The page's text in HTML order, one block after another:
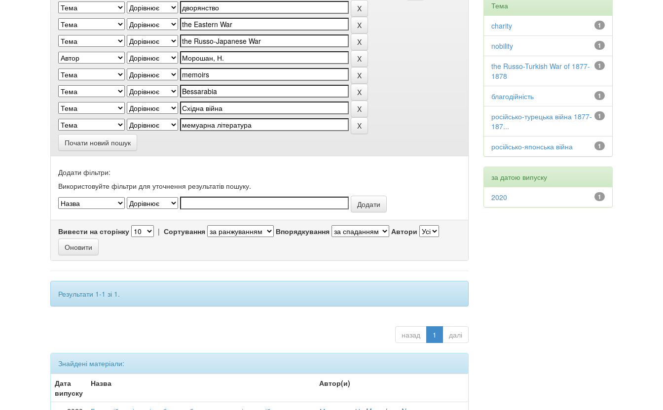
Почати новий пошук
Додати фільтри:
Використовуйте фільтри для уточнення результатів пошуку.
Вивести на сторінку | Сортування Впорядкування Автори
Результати 1-1 зі 1.
назад 1 далі
Знайдені матеріали:
Дата
випуску
Назва Автор(и)
Тема
1
charity
1
nobility
1
the Russo-Turkish War of 1877-
1878
1
благодійність
1
російсько-турецька війна 1877-
187...
1
російсько-японська війна
за датою випуску
1
2020